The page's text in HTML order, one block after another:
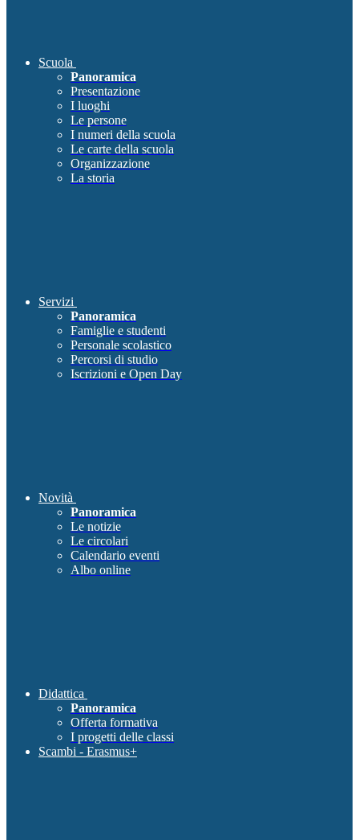
Scuola
Panoramica
Presentazione
I luoghi
Le persone
I numeri della scuola
Le carte della scuola
Organizzazione
La storia
Servizi
Panoramica
Famiglie e studenti
Personale scolastico
Percorsi di studio
Iscrizioni e Open Day
Novità
Panoramica
Le notizie
Le circolari
Calendario eventi
Albo online
Didattica
Panoramica
Offerta formativa
I progetti delle classi
Scambi - Erasmus+